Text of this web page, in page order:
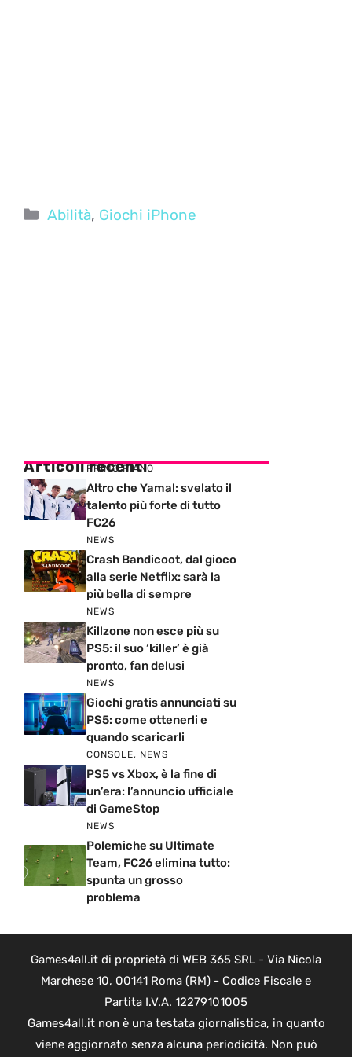
Categorie
Abilità, Giochi iPhone
Articoli recenti
PRIMO PIANO
Altro che Yamal: svelato il
talento più forte di tutto
FC26
NEWS
Crash Bandicoot, dal gioco
alla serie Netflix: sarà la
più bella di sempre
NEWS
Killzone non esce più su
PS5: il suo ‘killer’ è già
pronto, fan delusi
NEWS
Giochi gratis annunciati su
PS5: come ottenerli e
quando scaricarli
CONSOLE, NEWS
PS5 vs Xbox, è la fine di
un’era: l’annuncio ufficiale
di GameStop
NEWS
Polemiche su Ultimate
Team, FC26 elimina tutto:
spunta un grosso
problema
Games4all.it di proprietà di WEB 365 SRL - Via Nicola
Marchese 10, 00141 Roma (RM) - Codice Fiscale e
Partita I.V.A. 12279101005
Games4all.it non è una testata giornalistica, in quanto
viene aggiornato senza alcuna periodicità. Non può